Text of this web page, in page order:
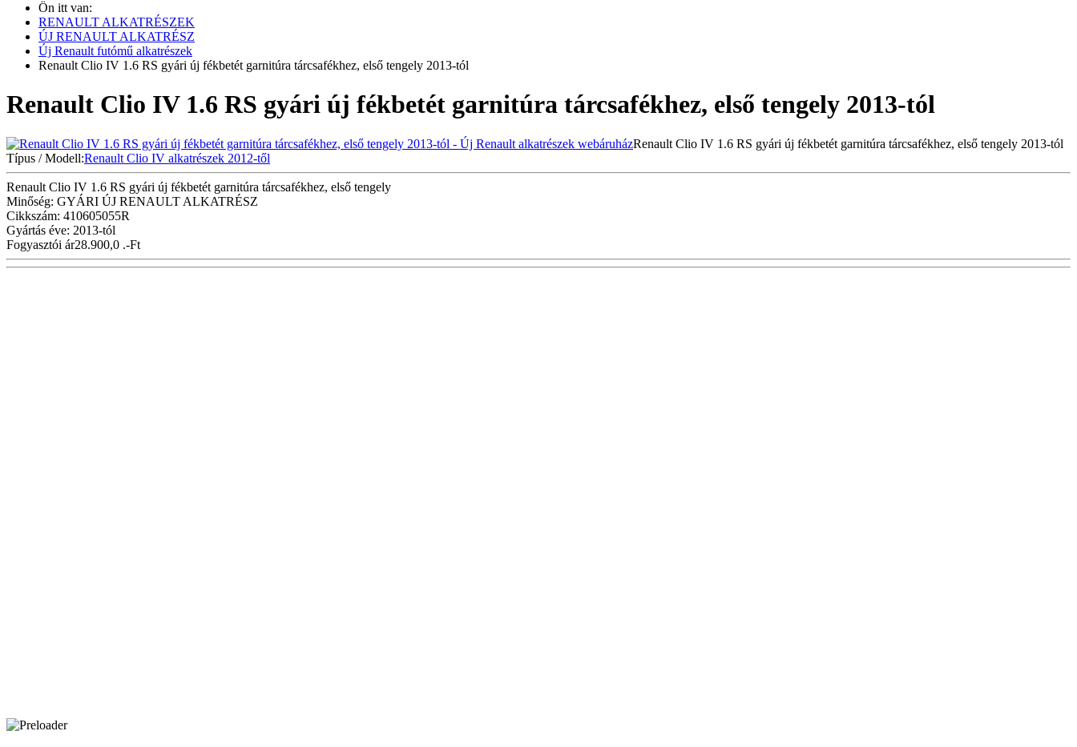
Ön itt van:
RENAULT ALKATRÉSZEK
ÚJ RENAULT ALKATRÉSZ
Új Renault futómű alkatrészek
Renault Clio IV 1.6 RS gyári új fékbetét garnitúra tárcsafékhez, első tengely 2013-tól
Renault Clio IV 1.6 RS gyári új fékbetét garnitúra tárcsafékhez, első tengely 2013-tól
Renault Clio IV 1.6 RS gyári új fékbetét garnitúra tárcsafékhez, első tengely 2013-tól
Típus / Modell:Renault Clio IV alkatrészek 2012-től
Renault Clio IV 1.6 RS gyári új fékbetét garnitúra tárcsafékhez, első tengely
Minőség: GYÁRI ÚJ RENAULT ALKATRÉSZ
Cikkszám: 410605055R
Gyártás éve: 2013-tól
Fogyasztói ár28.900,0 .-Ft